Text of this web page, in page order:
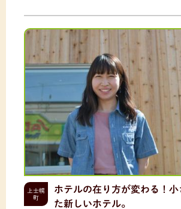
上士幌
町
ホテルの在り方が変わる！小
た新しいホテル。